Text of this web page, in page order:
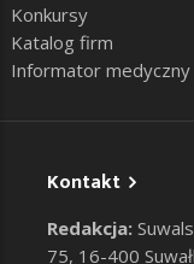
Konkursy
Katalog firm
Informator medyczny
Kontakt
Redakcja:
75, 16-400